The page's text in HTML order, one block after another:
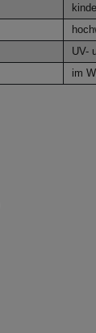
UV-
im